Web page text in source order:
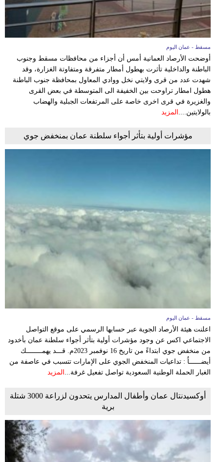
مسقط - عمان اليوم
أوضحت الأرصاد العمانية أمس أن أجزاء من محافظات مسقط وجنوب
الباطنة والداخلية تأثرت بهطول أمطار متفرقة ومتفاوتة الغزارة، وقد
شهدت عدد من قرى ولايتي نخل ووادي المعاول بمحافظة جنوب الباطنة
هطول امطار تراوحت بين الخفيفة الى المتوسطة في بعض القرى
والغزيرة في قرى اخرى خاصة على المرتفعات الجبلية والهضاب
بالولايتين....
المزيد
مؤشرات أولية بتأثر أجواء سلطنة عمان بمنخفض جوي
مسقط - عمان اليوم
اعلنت هيئة الأرصاد الجوية عبر حسابها الرسمي على موقع التواصل
الاجتماعي اكس عن وجود مؤشرات أولية بتأثر أجواء سلطنة عمان بأخدود
من منخفض جوي ابتداءً من تاريخ 16 نوفمبر 2023م. قـــد يهمــــــــك
أيضــــــاُ : تداعيات المنخفض الجوي على الإمارات تتسبب في عاصفة من
الغبار الحملة الوطنية السعودية تواصل تفعيل غرفة... المزيد
أوكسيدنتال عمان وأطفال المدارس يتحدون لزراعة 3000 شتلة
برية